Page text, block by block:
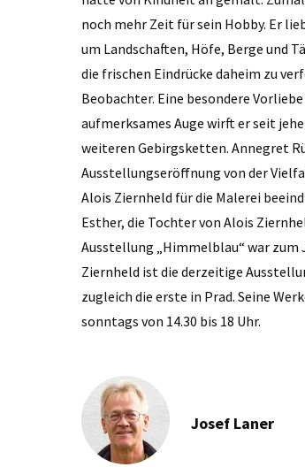
noch mehr Zeit für sein Hobby. Er
um Landschaften, Höfe, Berge und
die frischen Eindrücke daheim zu
Beobachter. Eine besondere
aufmerksames Auge wirft er seit
weiteren Gebirgsketten. Annegret
Ausstellungseröffnung von der
Alois Ziernheld für die Malerei
Esther, die Tochter von Alois
Ausstellung „Himmelblau“ war zum
Ziernheld ist die derzeitige
zugleich die erste in Prad. Seine
sonntags von 14.30 bis 18 Uhr.
Josef Laner